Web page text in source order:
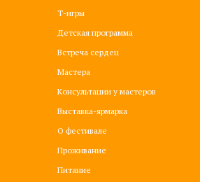
Т-игры
Детская программа
Встреча сердец
Мастера
Консультации у мастеров
Выставка-ярмарка
О фестивале
Проживание
Питание